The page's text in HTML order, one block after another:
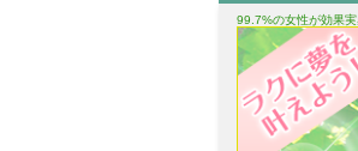
99.7%の女性が効果